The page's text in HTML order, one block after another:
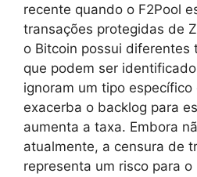
recente quando o F2Pool
transações protegidas de
o Bitcoin possui diferentes
que podem ser
ignoram um tipo
exacerba o backlog para
aumenta a taxa. Embora
atualmente, a censura de
representa um risco para